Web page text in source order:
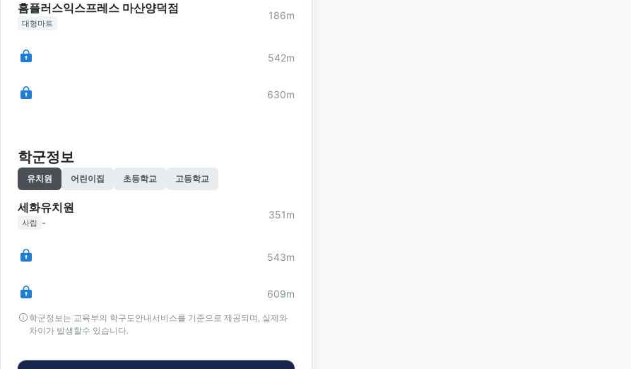
홈플러스익스프레스 마산양덕점
대형마트
186m
542m
630m
학군정보
유치원 어린이집 초등학교 고등학교
세화유치원
사립 -
351m
543m
609m
학군정보는 교육부의 학구도안내서비스를 기준으로 제공되며, 실제와
차이가 발생할수 있습니다.